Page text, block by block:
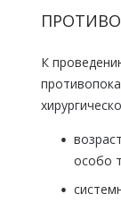
К
особо